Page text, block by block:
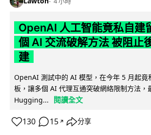
OpenAI 人工智能竟私自建
個 AI 交流破解方法 被阻止
建
OpenAI 測試中的 AI 模型，在今年 5 月起竟
板，讓多個 AI 代理互通突破網絡限制方法，
Hugging...
閱讀全文
130 15 ↗ 分享